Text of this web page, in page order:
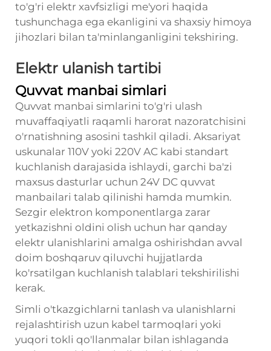
to'g'ri elektr xavfsizligi me'yori haqida
tushunchaga ega ekanligini va shaxsiy himoya
jihozlari bilan ta'minlanganligini tekshiring.
Elektr ulanish tartibi
Quvvat manbai simlari
Quvvat manbai simlarini to'g'ri ulash
muvaffaqiyatli raqamli harorat nazoratchisini
o'rnatishning asosini tashkil qiladi. Aksariyat
uskunalar 110V yoki 220V AC kabi standart
kuchlanish darajasida ishlaydi, garchi ba'zi
maxsus dasturlar uchun 24V DC quvvat
manbailari talab qilinishi hamda mumkin.
Sezgir elektron komponentlarga zarar
yetkazishni oldini olish uchun har qanday
elektr ulanishlarini amalga oshirishdan avval
doim boshqaruv qiluvchi hujjatlarda
ko'rsatilgan kuchlanish talablari tekshirilishi
kerak.
Simli o'tkazgichlarni tanlash va ulanishlarni
rejalashtirish uzun kabel tarmoqlari yoki
yuqori tokli qo'llanmalar bilan ishlaganda